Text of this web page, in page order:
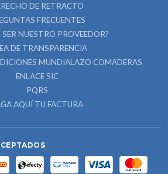
DE RETRACTO
FRECUENTES
SER NUESTRO PROVEEDOR?
DE TRANSPARENCIA
MUNDIALAZO COMADERAS
ENLACE SIC
PQRS
AQUÍ TU FACTURA